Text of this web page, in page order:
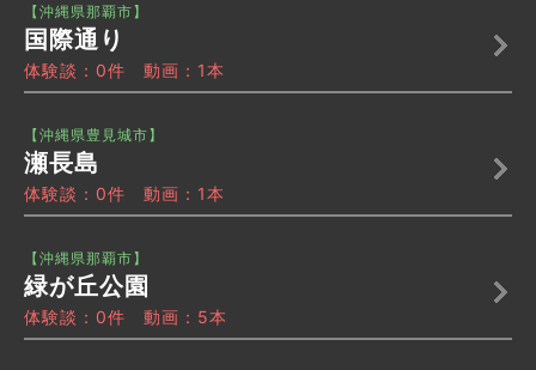
【沖縄県那覇市】
国際通り
体験談：0件 動画：1本
【沖縄県豊見城市】
瀬長島
体験談：0件 動画：1本
【沖縄県那覇市】
緑が丘公園
体験談：0件 動画：5本